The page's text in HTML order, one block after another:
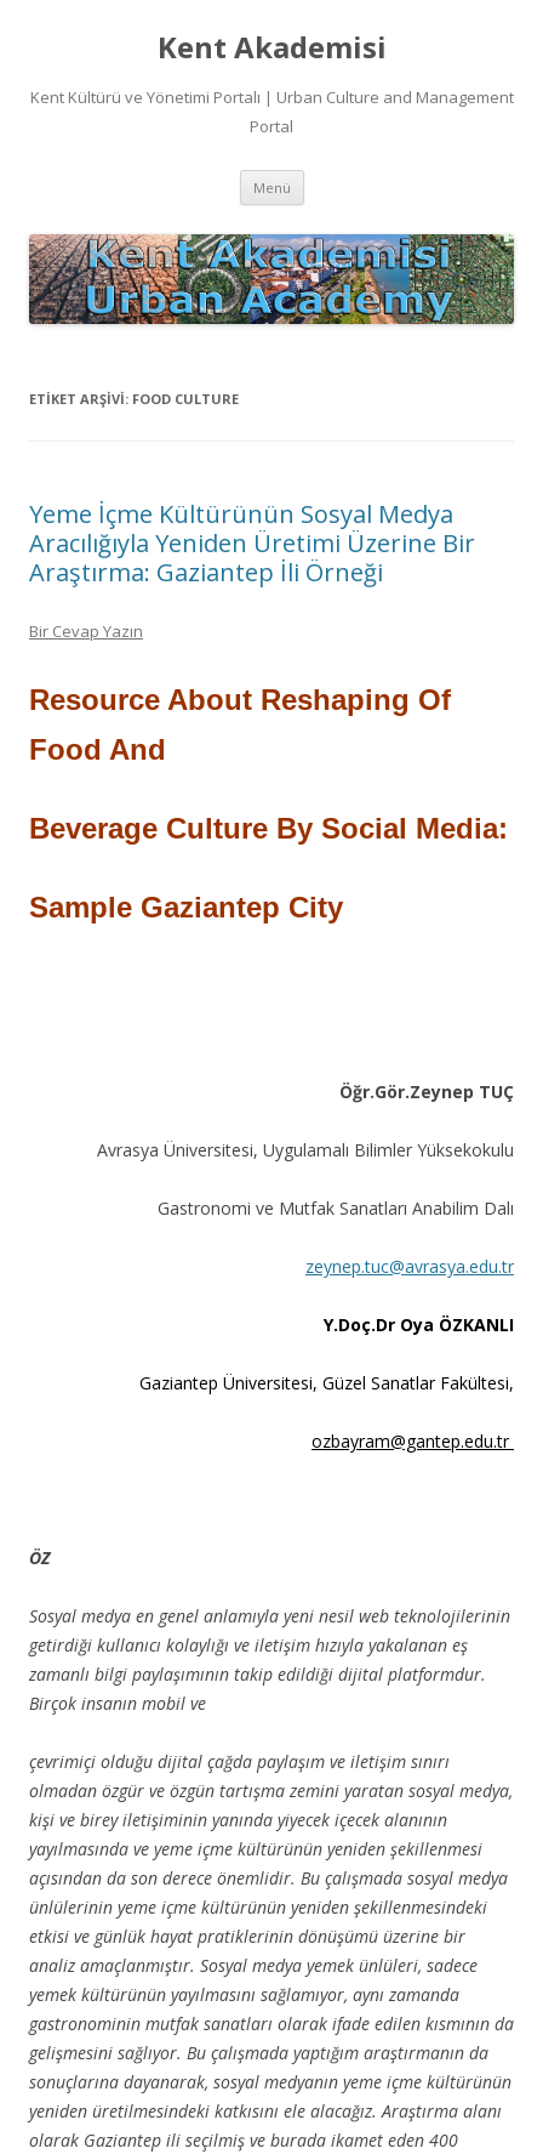
Kent Akademisi
Kent Kültürü ve Yönetimi Portalı | Urban Culture and Management
Portal
Menü İçeriğe
ETIKET ARŞIVI: FOOD CULTURE
Yeme İçme Kültürünün Sosyal Medya
Aracılığıyla Yeniden Üretimi Üzerine Bir
Araştırma: Gaziantep İli Örneği
Bir Cevap Yazın
Resource About Reshaping Of
Food And
Beverage Culture By Social Media:
Sample Gaziantep City
Öğr.Gör.Zeynep TUÇ
Avrasya Üniversitesi, Uygulamalı Bilimler Yüksekokulu
Gastronomi ve Mutfak Sanatları Anabilim Dalı
zeynep.tuc@avrasya.edu.tr
Y.Doç.Dr Oya ÖZKANLI
Gaziantep Üniversitesi, Güzel Sanatlar Fakültesi,
ozbayram@gantep.edu.tr
ÖZ
Sosyal medya en genel anlamıyla yeni nesil web teknolojilerinin
getirdiği kullanıcı kolaylığı ve iletişim hızıyla yakalanan eş
zamanlı bilgi paylaşımının takip edildiği dijital platformdur.
Birçok insanın mobil ve
çevrimiçi olduğu dijital çağda paylaşım ve iletişim sınırı
olmadan özgür ve özgün tartışma zemini yaratan sosyal medya,
kişi ve birey iletişiminin yanında yiyecek içecek alanının
yayılmasında ve yeme içme kültürünün yeniden şekillenmesi
açısından da son derece önemlidir. Bu çalışmada sosyal medya
ünlülerinin yeme içme kültürünün yeniden şekillenmesindeki
etkisi ve günlük hayat pratiklerinin dönüşümü üzerine bir
analiz amaçlanmıştır. Sosyal medya yemek ünlüleri, sadece
yemek kültürünün yayılmasını sağlamıyor, aynı zamanda
gastronominin mutfak sanatları olarak ifade edilen kısmının da
gelişmesini sağlıyor. Bu çalışmada yaptığım araştırmanın da
sonuçlarına dayanarak, sosyal medyanın yeme içme kültürünün
yeniden üretilmesindeki katkısını ele alacağız. Araştırma alanı
olarak Gaziantep ili seçilmiş ve burada ikamet eden 400